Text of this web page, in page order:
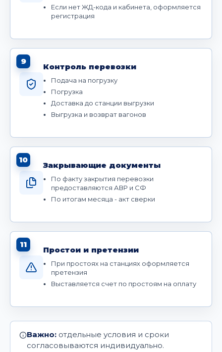
Если нет ЖД-кода и кабинета, оформляется
регистрация
9
Контроль перевозки
Подача на погрузку
Погрузка
Доставка до станции выгрузки
Выгрузка и возврат вагонов
10
Закрывающие документы
По факту закрытия перевозки
предоставляются АВР и СФ
По итогам месяца - акт сверки
11
Простои и претензии
При простоях на станциях оформляется
претензия
Выставляется счет по простоям на оплату
Важно: отдельные условия и сроки
согласовываются индивидуально.